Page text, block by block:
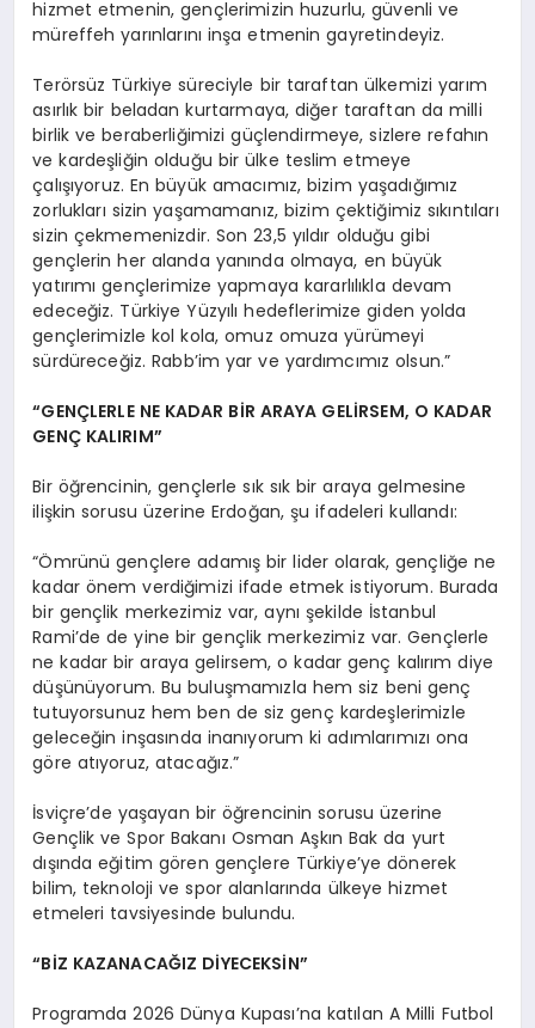
hizmet etmenin, gençlerimizin huzurlu, güvenli ve
müreffeh yarınlarını inşa etmenin gayretindeyiz.
Terörsüz Türkiye süreciyle bir taraftan ülkemizi yarım
asırlık bir beladan kurtarmaya, diğer taraftan da milli
birlik ve beraberliğimizi güçlendirmeye, sizlere refahın
ve kardeşliğin olduğu bir ülke teslim etmeye
çalışıyoruz. En büyük amacımız, bizim yaşadığımız
zorlukları sizin yaşamamanız, bizim çektiğimiz sıkıntıları
sizin çekmemenizdir. Son 23,5 yıldır olduğu gibi
gençlerin her alanda yanında olmaya, en büyük
yatırımı gençlerimize yapmaya kararlılıkla devam
edeceğiz. Türkiye Yüzyılı hedeflerimize giden yolda
gençlerimizle kol kola, omuz omuza yürümeyi
sürdüreceğiz. Rabb’im yar ve yardımcımız olsun.”
“GENÇLERLE NE KADAR BİR ARAYA GELİRSEM, O KADAR
GENÇ KALIRIM”
Bir öğrencinin, gençlerle sık sık bir araya gelmesine
ilişkin sorusu üzerine Erdoğan, şu ifadeleri kullandı:
“Ömrünü gençlere adamış bir lider olarak, gençliğe ne
kadar önem verdiğimizi ifade etmek istiyorum. Burada
bir gençlik merkezimiz var, aynı şekilde İstanbul
Rami’de de yine bir gençlik merkezimiz var. Gençlerle
ne kadar bir araya gelirsem, o kadar genç kalırım diye
düşünüyorum. Bu buluşmamızla hem siz beni genç
tutuyorsunuz hem ben de siz genç kardeşlerimizle
geleceğin inşasında inanıyorum ki adımlarımızı ona
göre atıyoruz, atacağız.”
İsviçre’de yaşayan bir öğrencinin sorusu üzerine
Gençlik ve Spor Bakanı Osman Aşkın Bak da yurt
dışında eğitim gören gençlere Türkiye’ye dönerek
bilim, teknoloji ve spor alanlarında ülkeye hizmet
etmeleri tavsiyesinde bulundu.
“BİZ KAZANACAĞIZ DİYECEKSİN”
Programda 2026 Dünya Kupası’na katılan A Milli Futbol